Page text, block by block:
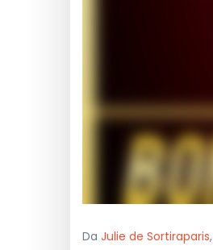
Da Julie de Sortiraparis,